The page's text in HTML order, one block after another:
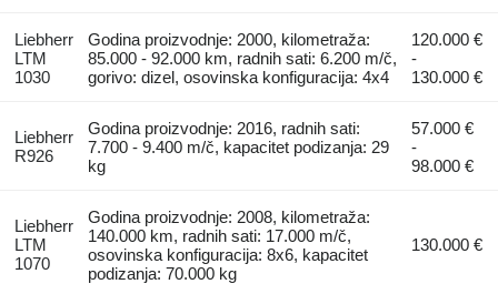
Liebherr
LTM
1030
Godina proizvodnje: 2000, kilometraža:
85.000 - 92.000 km, radnih sati: 6.200 m/č,
gorivo: dizel, osovinska konfiguracija: 4x4
120.000 €
-
130.000 €
Liebherr
R926
Godina proizvodnje: 2016, radnih sati:
7.700 - 9.400 m/č, kapacitet podizanja: 29
kg
57.000 €
-
98.000 €
Liebherr
LTM
1070
Godina proizvodnje: 2008, kilometraža:
140.000 km, radnih sati: 17.000 m/č,
osovinska konfiguracija: 8x6, kapacitet
podizanja: 70.000 kg
130.000 €